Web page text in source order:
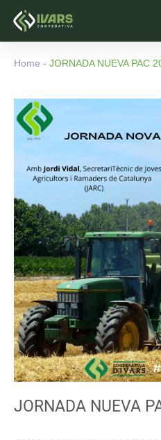
Home - JORNADA NUEVA PAC
JORNADA NUEVA